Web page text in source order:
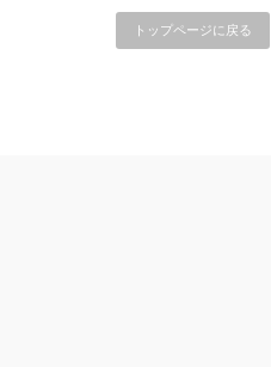
トップページに戻る